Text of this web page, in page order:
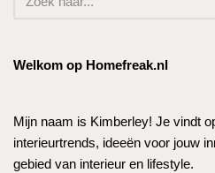
Welkom op Homefreak.nl
Mijn naam is Kimberley! Je vindt
interieurtrends, ideeën voor jouw
gebied van interieur en lifestyle.